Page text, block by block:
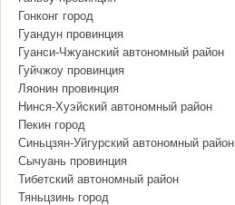
Гонконг город
Гуандун провинция
Гуанси-Чжуанский автономный район
Гуйчжоу провинция
Ляонин провинция
Нинся-Хуэйский автономный район
Пекин город
Синьцзян-Уйгурский автономный район
Сычуань провинция
Тибетский автономный район
Тяньцзинь город